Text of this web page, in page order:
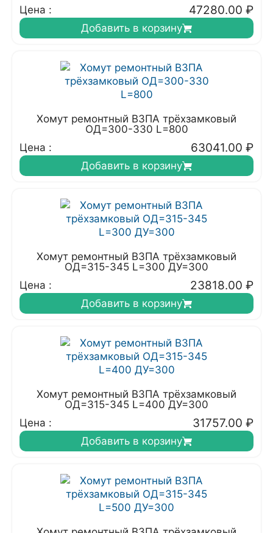
Цена :
47280.00 ₽
Добавить в корзину
Хомут ремонтный ВЗПА трёхзамковый
ОД=300-330 L=800
Цена :
63041.00 ₽
Добавить в корзину
Хомут ремонтный ВЗПА трёхзамковый
ОД=315-345 L=300 ДУ=300
Цена :
23818.00 ₽
Добавить в корзину
Хомут ремонтный ВЗПА трёхзамковый
ОД=315-345 L=400 ДУ=300
Цена :
31757.00 ₽
Добавить в корзину